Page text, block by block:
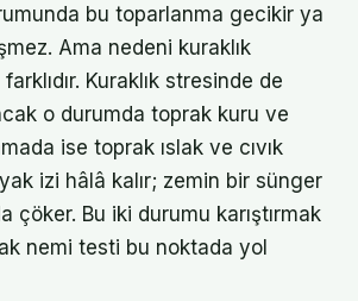
bu toparlanma gecikir ya
Ama nedeni kuraklık
Kuraklık stresinde de
o durumda toprak kuru ve
ise toprak ıslak ve cıvık
izi hâlâ kalır; zemin bir sünger
çöker. Bu iki durumu karıştırmak
nemi testi bu noktada yol